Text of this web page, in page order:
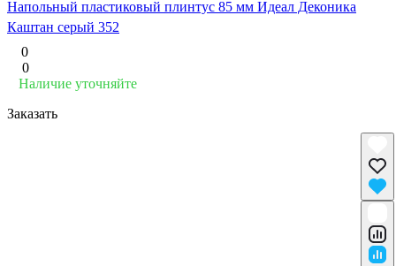
Напольный пластиковый плинтус 85 мм Идеал Деконика
Каштан серый 352
0
0
Наличие уточняйте
Заказать